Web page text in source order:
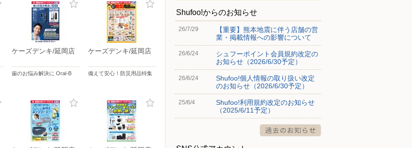
ケーズデンキ/延岡店
歯のお悩み解決に Oral-B
ケーズデンキ/延岡店
備えて安心！防災用品特集
Shufoo!からのお知らせ
26/7/29
【重要】熊本地震に伴う店舗の営
業・掲載情報への影響について
26/6/24
シュフーポイント会員規約改定の
お知らせ（2026/6/30予定）
26/6/24
Shufoo!個人情報の取り扱い改定
のお知らせ（2026/6/30予定）
25/6/4
Shufoo!利用規約改定のお知らせ
（2025/6/11予定）